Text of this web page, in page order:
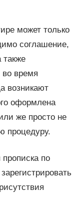
может только
соглашение,
время
возникают
оформлена
же просто не
процедуру.
по